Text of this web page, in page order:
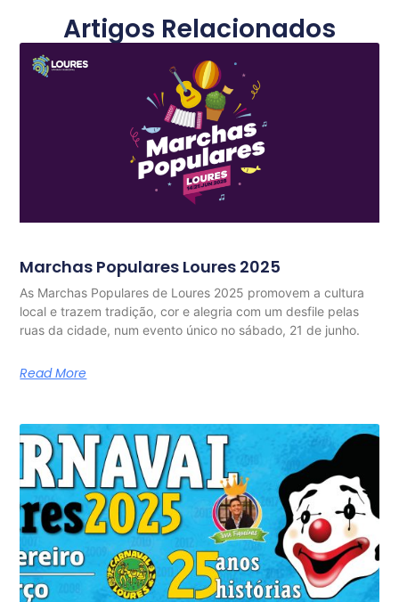
Artigos Relacionados
Marchas Populares Loures 2025
As Marchas Populares de Loures 2025 promovem a cultura
local e trazem tradição, cor e alegria com um desfile pelas
ruas da cidade, num evento único no sábado, 21 de junho.
Read More